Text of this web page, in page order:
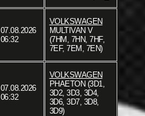
07.08.2026
06:32
VOLKSWAGEN
MULTIVAN V
(7HM, 7HN, 7HF,
7EF, 7EM, 7EN)
07.08.2026
06:32
VOLKSWAGEN
PHAETON (3D1,
3D2, 3D3, 3D4,
3D6, 3D7, 3D8,
3D9)